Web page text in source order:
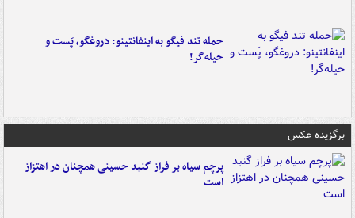
حمله تند فیگو به اینفانتینو: دروغگو، پَست‌ و
حیله‌گر!
برگزیده عکس
پرچم سیاه بر فراز گنبد حسینی همچنان در اهتزاز
است